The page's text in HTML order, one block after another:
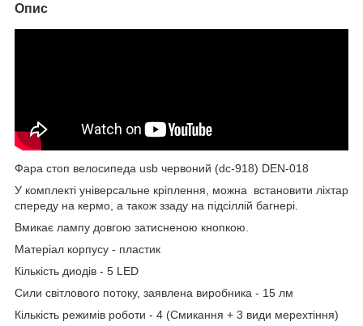
Опис
Фара стоп велосипеда usb червоний (dc-918) DEN-018
У комплекті універсальне кріплення, можна встановити ліхтар
спереду на кермо, а також ззаду на підсіллій багнері.
Вмикає лампу довгою затисненою кнопкою.
Матеріал корпусу - пластик
Кількість диодів - 5 LED
Сили світлового потоку, заявлена виробника - 15 лм
Кількість режимів роботи - 4 (Смикання + 3 види мерехтіння)